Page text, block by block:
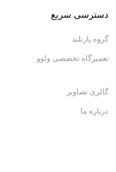
دسترسی سریع
گروه پارتلند
تعمیرگاه تخصصی ولوو
گالری تصاویر
درباره ما